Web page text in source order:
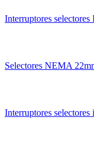
Interruptores
Selectores NEMA
Interruptores